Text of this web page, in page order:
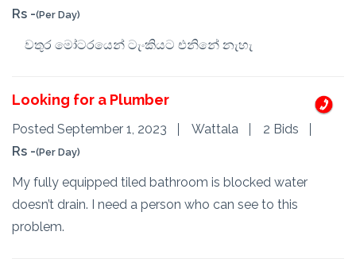
Rs -(Per Day)
වතුර මෝටරයෙන් ටැංකියට එනිනේ නැහැ
Looking for a Plumber
Posted September 1, 2023 Wattala
2 Bids
Rs -(Per Day)
My fully equipped tiled bathroom is blocked water
doesn’t drain. I need a person who can see to this
problem.